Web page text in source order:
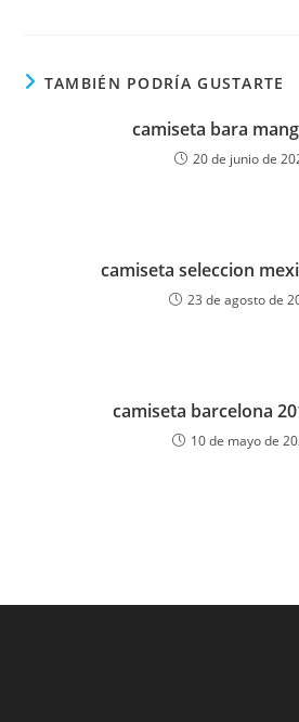
TAMBIÉN PODRÍA GUSTARTE
camiseta bara
20 de junio de
camiseta seleccion
23 de agosto de
camiseta barcelona
10 de mayo de